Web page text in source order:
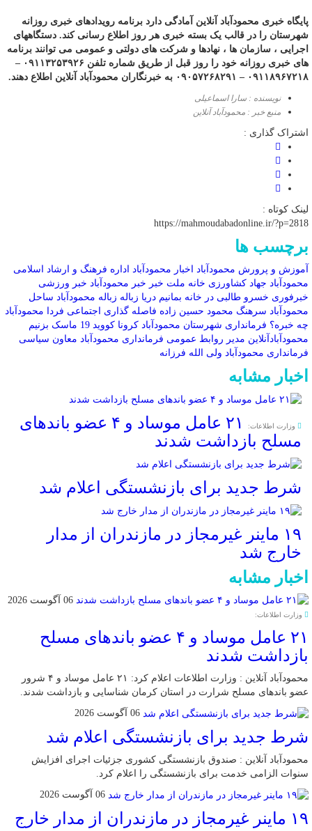
پایگاه خبری محمودآباد آنلاین آمادگی دارد برنامه رویدادهای خبری روزانه
شهرستان را در قالب یک بسته خبری هر روز اطلاع رسانی کند. دستگاههای
اجرایی ، سازمان ها ، نهادها و شرکت های دولتی و عمومی می توانند برنامه
های خبری روزانه خود را روز قبل از طریق شماره تلفن ۰۹۱۱۳۲۵۳۹۲۶ –
۰۹۱۱۸۹۶۷۲۱۸ – ۰۹۰۵۷۲۶۸۲۹۱ به خبرنگاران محمودآباد آنلاین اطلاع دهند.
نویسنده : سارا اسماعیلی
منبع خبر : محمودآباد آنلاین
اشتراک گذاری :
لینک کوتاه :
https://mahmoudabadonline.ir/?p=2818
برچسب ها
آموزش و پرورش محمودآباد اخبار محمودآباد اداره فرهنگ و ارشاد اسلامی
محمودآباد جهاد کشاورزی خانه ملت خبر خبر محمودآباد خبر ورزشی
خبرفوری خسرو طالبی در خانه بمانیم دریا زباله زباله محمودآباد ساحل
محمودآباد سرهنگ محمود حسین زاده فاصله گذاری اجتماعی فردا محمودآباد
چه خبره؟ فرمانداری شهرستان محمودآباد کرونا کووید 19
ماسک بزنیم
محمودآبادآنلاین مدیر روابط عمومی فرمانداری محمودآباد معاون سیاسی
فرمانداری محمودآباد ولی الله فرزانه
اخبار مشابه
وزارت اطلاعات:
۲۱ عامل موساد و ۴ عضو باند‌های
مسلح بازداشت شدند
شرط جدید برای بازنشستگی اعلام شد
۱۹ ماینر غیرمجاز در مازندران از مدار
خارج شد
اخبار مشابه
06 آگوست 2026
وزارت اطلاعات:
۲۱ عامل موساد و ۴ عضو باند‌های مسلح
بازداشت شدند
محمودآباد آنلاین : وزارت اطلاعات اعلام کرد: ۲۱ عامل موساد و ۴ شرور
عضو باند‌های مسلح شرارت در استان کرمان شناسایی و بازداشت شدند.
06 آگوست 2026
شرط جدید برای بازنشستگی اعلام شد
محمودآباد آنلاین : صندوق بازنشستگی کشوری جزئیات اجرای افزایش
سنوات الزامی خدمت برای بازنشستگی را اعلام کرد.
06 آگوست 2026
۱۹ ماینر غیرمجاز در مازندران از مدار خارج